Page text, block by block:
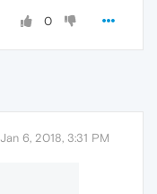
0
Jan 6, 2018, 3:31 PM